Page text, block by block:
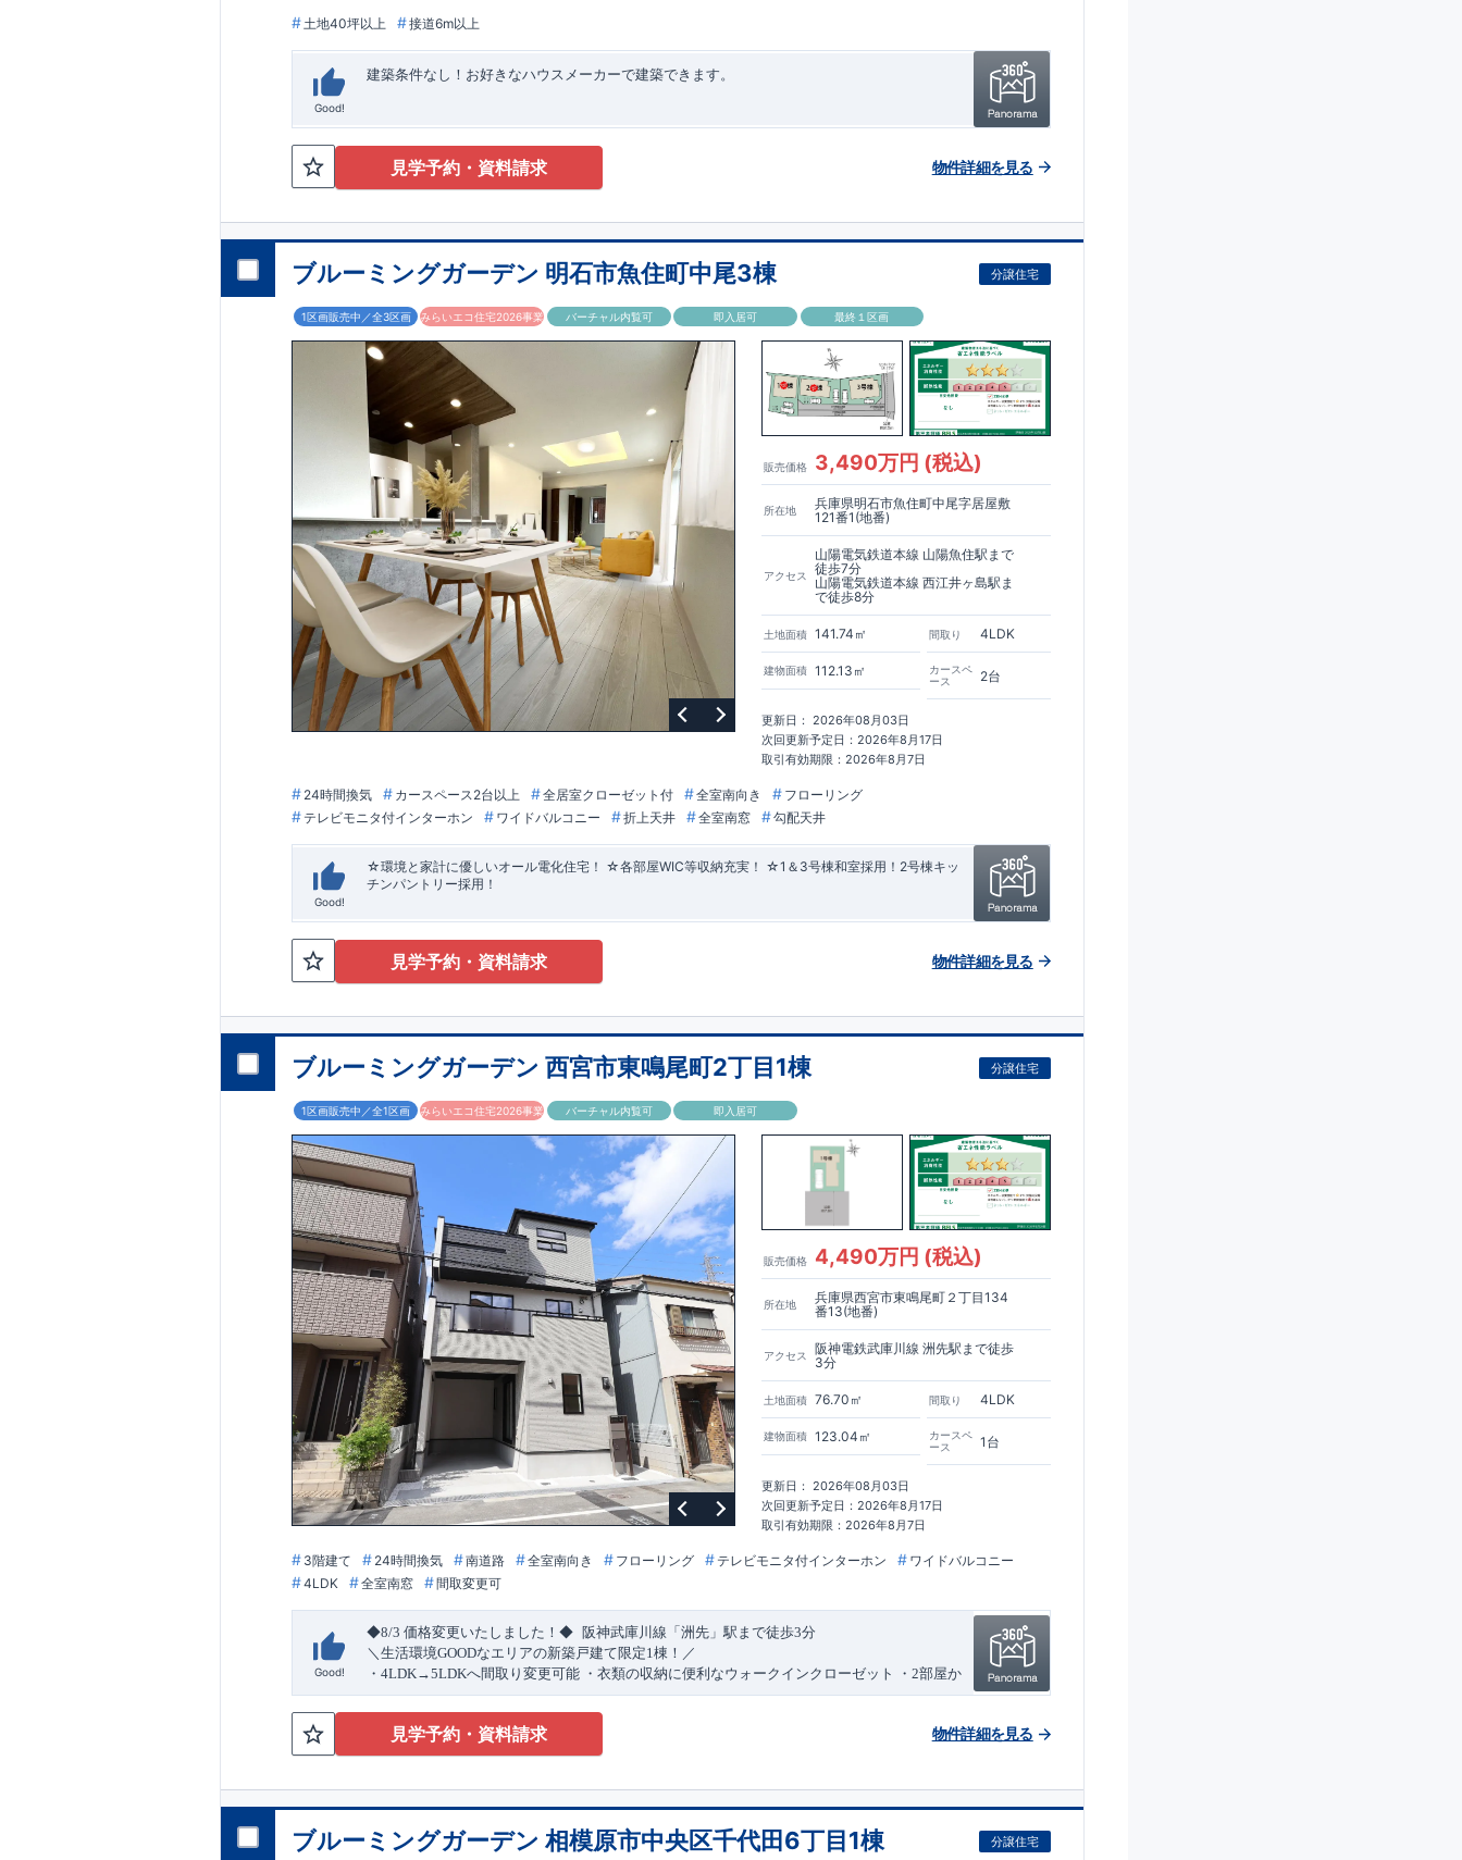
土地40坪以上 接道6m以上
Good!
建築条件なし！​お好きなハウスメーカーで建築できます。
見学予約・資料請求 物件詳細を見る
ブルーミングガーデン 明石市魚住町中尾3棟 分譲住宅
1区画販売中／全3区画 みらいエコ住宅2026事業 バーチャル内覧可 即入居可 最終１区画
販売価格 3,490万円 (税込)
所在地
兵庫県明石市魚住町中尾字居屋敷
121番1(地番)
アクセス
山陽電気鉄道本線 山陽魚住駅まで
徒歩7分
山陽電気鉄道本線 西江井ヶ島駅ま
で徒歩8分
土地面積 141.74㎡
建物面積 112.13㎡
間取り 4LDK
カースペ
ース
2台
更新日： 2026年08月03日
次回更新予定日：2026年8月17日
取引有効期限：2026年8月7日
24時間換気 カースペース2台以上 全居室クローゼット付 全室南向き
フローリング
テレビモニタ付インターホン
ワイドバルコニー 折上天井 全室南窓 勾配天井
Good!
☆環境と家計に優しいオール電化住宅！ ☆各部屋WIC等収納充実！ ☆1＆3号棟和室採用！2号棟キッ
チンパントリー採用！
見学予約・資料請求 物件詳細を見る
ブルーミングガーデン 西宮市東鳴尾町2丁目1棟 分譲住宅
1区画販売中／全1区画 みらいエコ住宅2026事業 バーチャル内覧可 即入居可
販売価格 4,490万円 (税込)
所在地
兵庫県西宮市東鳴尾町２丁目134
番13(地番)
アクセス
阪神電鉄武庫川線 洲先駅まで徒歩
3分
土地面積 76.70㎡
建物面積 123.04㎡
間取り 4LDK
カースペ
ース
1台
更新日： 2026年08月03日
次回更新予定日：2026年8月17日
取引有効期限：2026年8月7日
3階建て 24時間換気 南道路 全室南向き フローリング テレビモニタ付インターホン
ワイドバルコニー
4LDK
全室南窓 間取変更可
Good!
◆8/3 価格変更いたしました！◆​ 阪神武庫川線 「洲先」駅まで徒歩3分
＼生活環境GOODなエリアの新築戸建て限定1棟！／
・4LDK→5LDKへ間取り変更可能 ・衣類の収納に便利なウォークインクローゼット
・2部屋か
ら行き来できる続きバルコニー ・デザインと機能性を兼ね備えたオープンサニタリーirodori
・リビング全体を見渡せる対面キッチン
・網戸11万円(税込)で設置可能！
↓クリックすると特設ページにジャンプします↓
エントランス」が受賞いたしました！ ○耐震等級最高等級3 ・数百年に一度の地震に耐える
平日・休日ご内覧可能です！
見学予約・資料請求 物件詳細を見る
ブルーミングガーデン 相模原市中央区千代田6丁目1棟 分譲住宅